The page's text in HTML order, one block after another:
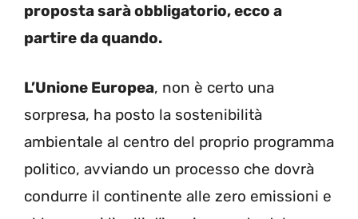
proposta sarà obbligatorio, ecco a
partire da quando.
L’Unione Europea, non è certo una
sorpresa, ha posto la sostenibilità
ambientale al centro del proprio programma
politico, avviando un processo che dovrà
condurre il continente alle zero emissioni e